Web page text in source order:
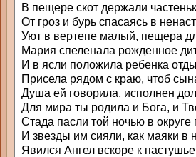
В пещере скот держали
От гроз и бурь спасаясь в
Уют в вертепе малый, пещера
Мария спеленала рожденное
И в ясли положила ребенка
Присела рядом с краю, чтоб
Душа ей говорила, исполнен
Для мира ты родила и Бога, и
Стада пасли той ночью в округе
И звезды им сияли, как маяки в
Явился Ангел вскоре к